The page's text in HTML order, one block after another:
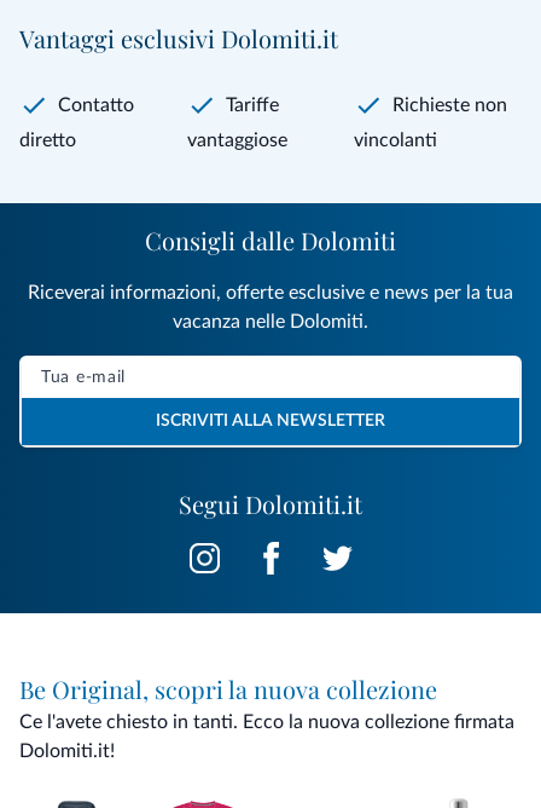
Vantaggi esclusivi Dolomiti.it
Contatto
diretto
Tariffe
vantaggiose
Richieste non
vincolanti
Segui Dolomiti.it
Consigli dalle Dolomiti
Riceverai informazioni, offerte esclusive e news per la tua
vacanza nelle Dolomiti.
ISCRIVITI ALLA NEWSLETTER
Be Original, scopri la nuova collezione
Ce l'avete chiesto in tanti. Ecco la nuova collezione firmata
Dolomiti.it!